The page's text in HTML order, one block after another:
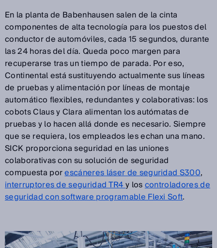
En la planta de Babenhausen salen de la cinta
componentes de alta tecnología para los puestos del
conductor de automóviles, cada 15 segundos, durante
las 24 horas del día. Queda poco margen para
recuperarse tras un tiempo de parada. Por eso,
Continental está sustituyendo actualmente sus líneas
de pruebas y alimentación por líneas de montaje
automático flexibles, redundantes y colaborativas: los
cobots Claus y Clara alimentan los autómatas de
pruebas y lo hacen allá donde es necesario. Siempre
que se requiera, los empleados les echan una mano.
SICK proporciona seguridad en las uniones
colaborativas con su solución de seguridad
compuesta porescáneres láser de seguridadS300,
interruptores de seguridad TR4y loscontroladores de
seguridad con software programable Flexi Soft.